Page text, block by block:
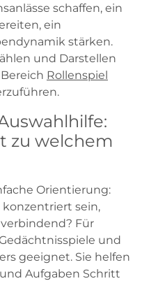
schaffen, ein
ein
stärken.
und Darstellen
Rollenspiel
zu welchem
Orientierung:
konzentriert sein,
Für
und
geeignet. Sie helfen
Aufgaben Schritt